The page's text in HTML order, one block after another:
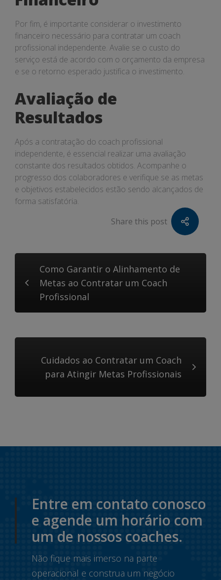
Por fim, é importante considerar o investimento
financeiro necessário para contratar um coach
profissional independente. Avalie se o custo do
serviço está de acordo com o orçamento da empresa
e se o retorno esperado justifica o investimento.
Avaliação de
Resultados
Após a contratação do coach profissional
independente, é essencial realizar uma avaliação
constante dos resultados obtidos. Acompanhe o
progresso dos colaboradores e verifique se as metas
e objetivos estabelecidos estão sendo alcançados de
forma satisfatória.
Share this post
Como Garantir o Alinhamento de
Metas ao Contratar um Coach
Profissional
Cuidados ao Contratar um Coach
para Atingir Metas Profissionais
Entre em contato conosco
e agende um horário com
um de nossos coaches.
Não fique mais imerso na parte
operacional e construa um negócio